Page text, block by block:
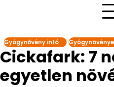
Gyógynővény infó
Cickafark: 7
egyetlen